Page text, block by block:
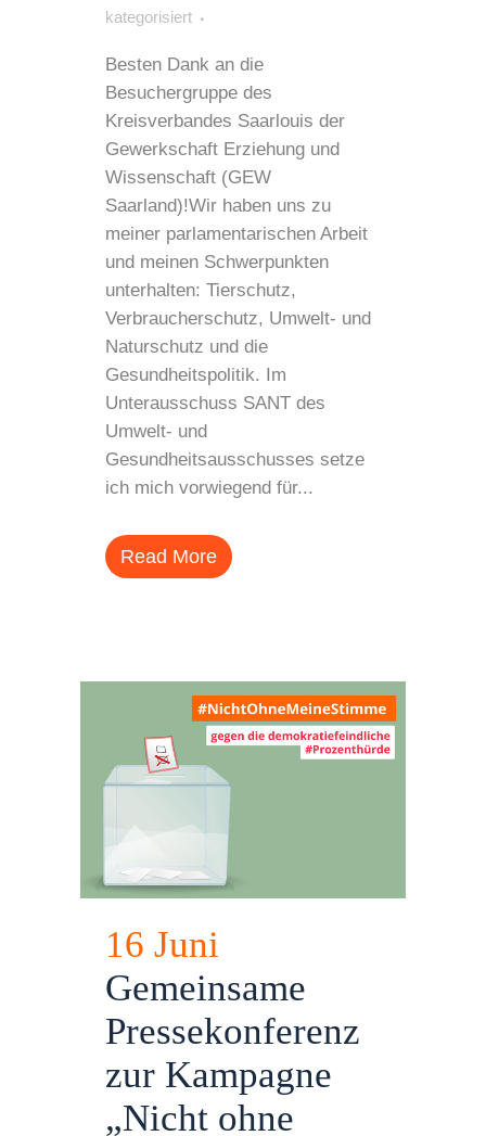
kategorisiert
Besten Dank an die
Besuchergruppe des
Kreisverbandes Saarlouis der
Gewerkschaft Erziehung und
Wissenschaft (GEW
Saarland)!Wir haben uns zu
meiner parlamentarischen Arbeit
und meinen Schwerpunkten
unterhalten: Tierschutz,
Verbraucherschutz, Umwelt- und
Naturschutz und die
Gesundheitspolitik. Im
Unterausschuss SANT des
Umwelt- und
Gesundheitsausschusses setze
ich mich vorwiegend für...
Read More
16 Juni
Gemeinsame
Pressekonferenz
zur Kampagne
„Nicht ohne